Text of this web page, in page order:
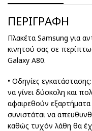
ΠΕΡΙΓΡΑΦΉ
Πλακέτα Samsung για
κινητού σας σε
Galaxy A80.
• Οδηγίες
να γίνει δύσκολη και
αφαιρεθούν
συνιστάται να
καθώς τυχόν λάθη θα